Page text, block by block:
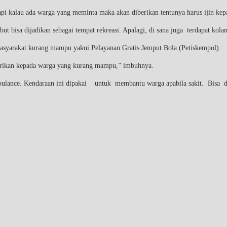
kalau ada warga yang meminta maka akan diberikan tentunya harus ijin
bisa dijadikan sebagai tempat rekreasi. Apalagi, di sana juga terdapat
kurang mampu yakni Pelayanan Gratis Jemput Bola (Petiskempol).
kepada warga yang kurang mampu,” imbuhnya.
Kendaraan ini dipakai untuk membantu warga apabila sakit. Bisa